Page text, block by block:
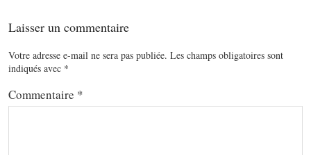
Laisser un commentaire
Votre adresse e-mail ne sera pas publiée. Les champs obligatoires sont
indiqués avec *
Commentaire *